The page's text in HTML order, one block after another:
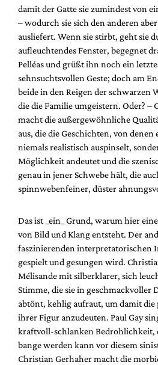
damit der Gatte sie zumindest von
– wodurch sie sich den anderen
ausliefert. Wenn sie stirbt, geht sie
aufleuchtendes Fenster, begegnet
Pelléas und grüßt ihn noch ein
sehnsuchtsvollen Geste; doch am
beide in den Reigen der schwarzen
die die Familie umgeistern. Oder? –
macht die außergewöhnliche
aus, die die Geschichten, von denen
niemals realistisch auspinselt,
Möglichkeit andeutet und die
genau in jener Schwebe hält, die
spinnwebenfeiner, düster
Das ist _ein_ Grund, warum hier
von Bild und Klang entsteht. Der
faszinierenden interpretatorischen
gespielt und gesungen wird.
Mélisande mit silberklarer, sich
Stimme, die sie in geschmackvoller
abtönt, kehlig aufraut, um damit die
ihrer Figur anzudeuten. Paul Gay
kraftvoll-schlanken Bedrohlichkeit,
bange werden kann vor diesem
Christian Gerhaher macht die